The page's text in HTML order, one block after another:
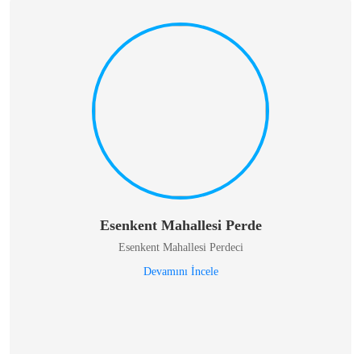
Esenkent Mahallesi Perde
Esenkent Mahallesi Perdeci
Devamını İncele